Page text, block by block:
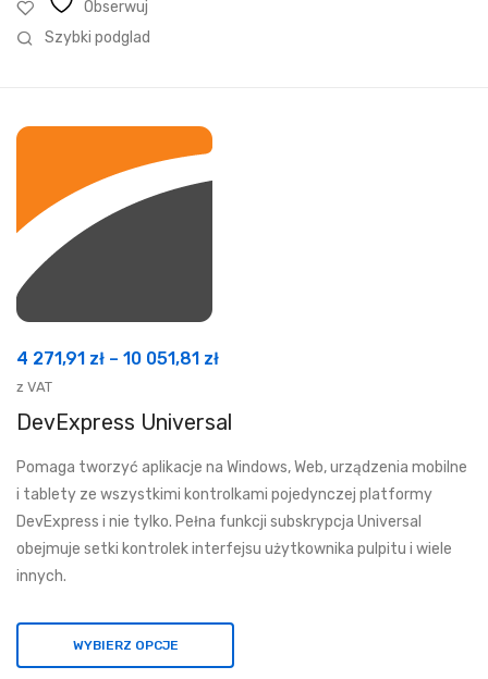
Obserwuj
Szybki podglad
4 271,91 zł – 10 051,81 złZakres
od
271,91 zł
do
10
z VAT
DevExpress Universal
Pomaga tworzyć aplikacje na Windows, Web, urządzenia mobilne
i tablety ze wszystkimi kontrolkami pojedynczej platformy
DevExpress i nie tylko. Pełna funkcji subskrypcja Universal
obejmuje setki kontrolek interfejsu użytkownika pulpitu i wiele
innych.
WYBIERZ OPCJE